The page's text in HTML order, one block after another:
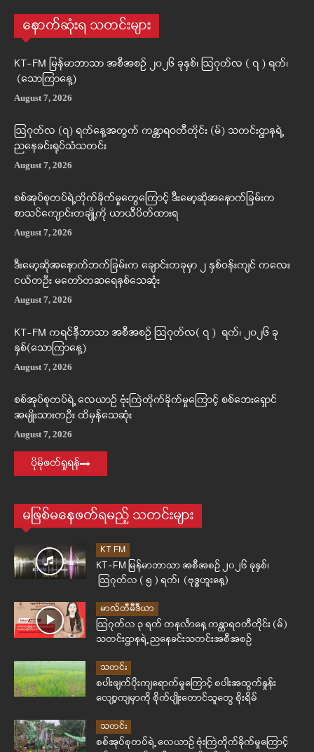
နောက်ဆုံးရ သတင်းများ
KT-FM မြန်မာဘာသာ အစီအစဉ် ၂၀၂၆ ခုနှစ်၊ ဩဂုတ်လ ( ၇ ) ရက်၊
(သောကြာနေ့)
August 7, 2026
ဩဂုတ်လ (၇) ရက်နေ့အတွက် ကန္တာရဝတီတိုင်း (မ်) သတင်းဌာနရဲ့
ညနေခင်းရုပ်သံသတင်း
August 7, 2026
စစ်အုပ်စုတပ်ရဲ့တိုက်ခိုက်မှုတွေကြောင့် ဒီးမော့ဆိုအနောက်ခြမ်းက
စာသင်ကျောင်းတချို့ကို ယာယီပိတ်ထားရ
August 7, 2026
ဒီးမော့ဆိုအနောက်ဘက်ခြမ်းက ချောင်းတခုမှာ ၂ နှစ်ဝန်းကျင် ကလေး
ငယ်တဦး မတော်တဆရေနစ်သေဆုံး
August 7, 2026
KT-FM ကရင်နီဘာသာ အစီအစဉ် ဩဂုတ်လ( ၇ ) ရက်၊ ၂၀၂၆ ခု
နှစ်(သောကြာနေ့)
August 7, 2026
စစ်အုပ်စုတပ်ရဲ့ လေယာဉ် ဗုံးကြဲတိုက်ခိုက်မှုကြောင့် စစ်ဘေးရှောင်
အမျိုးသားတဦး ထိမှန်သေဆုံး
August 7, 2026
ပိုမိုဖတ်ရှုရန်
မဖြစ်မနေဖတ်ရမည့် သတင်းများ
KT FM
KT-FM မြန်မာဘာသာ အစီအစဉ် ၂၀၂၆ ခုနှစ်၊
ဩဂုတ်လ ( ၅ ) ရက်၊ (ဗုဒ္ဓဟူးနေ့)
မာလ်တီမီဒီယာ
ဩဂုတ်လ ၃ ရက် တနင်္လာနေ့ ကန္တာရဝတီတိုင်း (မ်)
သတင်းဌာနရဲ့ ညနေခင်းသတင်းအစီအစဉ်
သတင်း
စပါးဖျက်ပိုးကျရောက်မှုကြောင့် စပါးအထွက်နှုန်း
လျော့ကျမှာကို စိုက်ပျိုးတောင်သူတွေ စိုးရိမ်
သတင်း
စစ်အုပ်စုတပ်ရဲ့ လေယာဉ် ဗုံးကြဲတိုက်ခိုက်မှုကြောင့်